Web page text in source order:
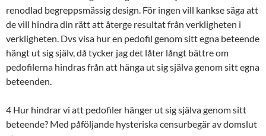
renodlad begreppsmässig design. För ingen vill kankse säga att
de vill hindra din rätt att återge resultat från verkligheten i
verkligheten. Dvs visa hur en pedofil genom sitt egna beteende
hängt ut sig själv, då tycker jag det låter långt bättre om
pedofilerna hindras från att hänga ut sig själva genom sitt egna
beteenden.
4 Hur hindrar vi att pedofiler hänger ut sig själva genom sitt
beteende? Med påföljande hysteriska censurbegär av domslut